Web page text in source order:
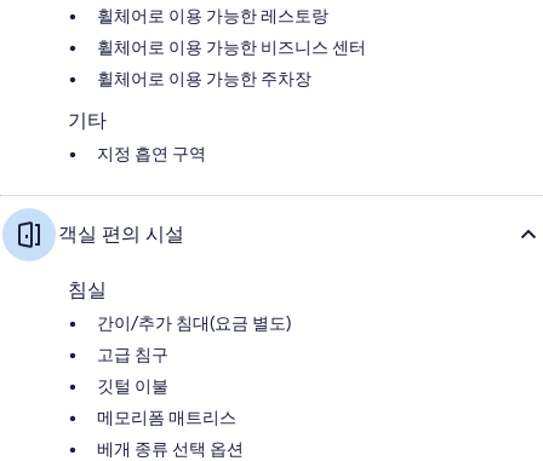
휠체어로 이용 가능한 레스토랑
휠체어로 이용 가능한 비즈니스 센터
휠체어로 이용 가능한 주차장
기타
지정 흡연 구역
객실 편의 시설
침실
간이/추가 침대(요금 별도)
고급 침구
깃털 이불
메모리폼 매트리스
베개 종류 선택 옵션